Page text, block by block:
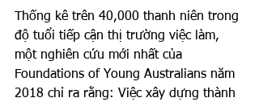
Thống kê trên 40,000 thanh niên trong
độ tuổi tiếp cận thị trường việc làm,
một nghiên cứu mới nhất của
Foundations of Young Australians năm
2018 chỉ ra rằng: Việc xây dựng thành